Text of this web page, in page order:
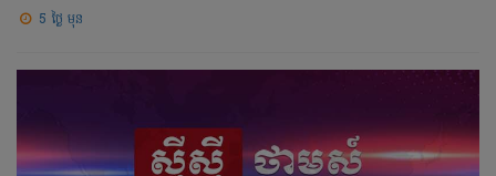
5 ថ្ងៃ មុន